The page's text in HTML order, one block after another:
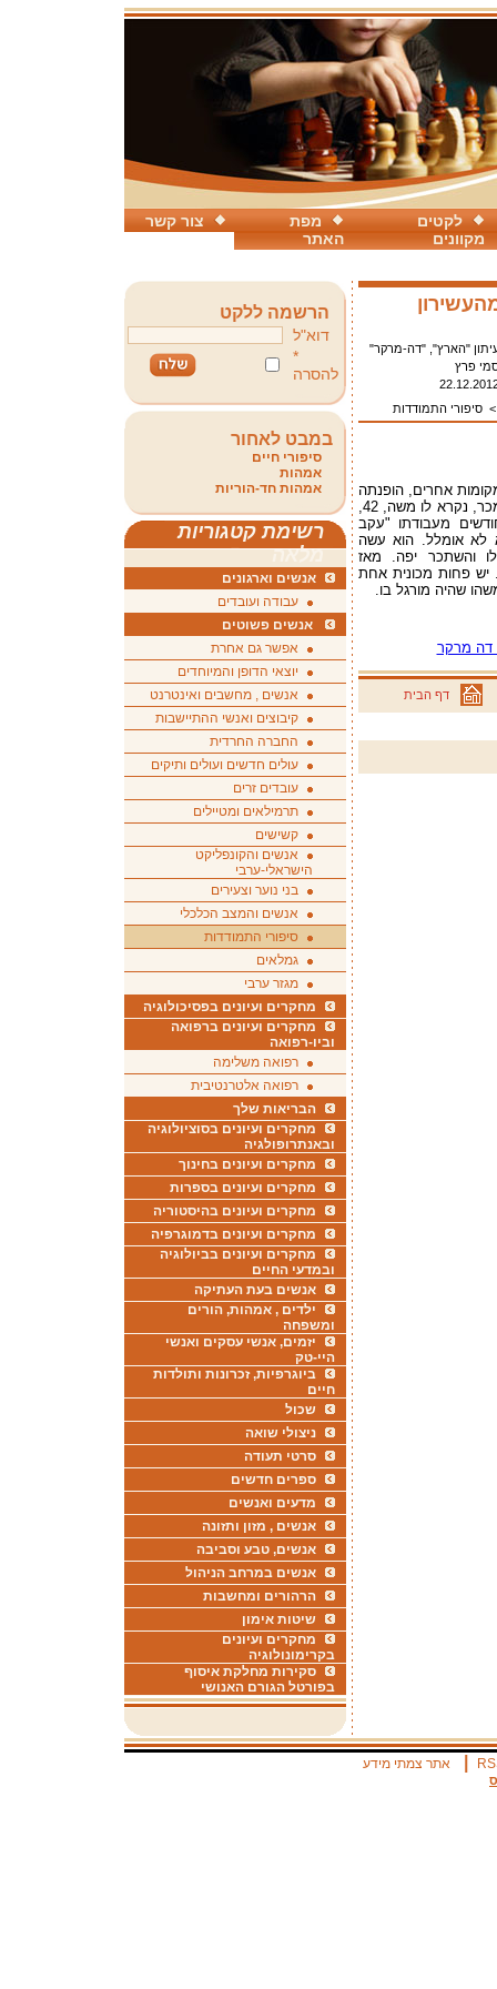
צור קשר
מפת
האתר
לקטים
מקוונים
"הארץ", "דה-מרקר"
פרץ
סיפורי התמודדות
אחרים, הופנתה
השבוע תשומת הלב שלי לשמיעת מונולוג של מכר, נקרא לו משה, 42,
מעבודתו "עקב
לא אומלל. הוא עשה
והשתכר יפה. מאז
צנחה ההכנסה המשפחתית ב-50%. יש פחות מכונית אחת
שהיה מורגל בו.
דף הבית
הרשמה ללקט
דוא"ל
*
להסרה
במבט לאחור
סיפורי חיים
אמהות
אמהות חד-הוריות
רשימת קטגוריות
מלאה
אנשים וארגונים
עבודה ועובדים
אנשים פשוטים
אפשר גם אחרת
יוצאי הדופן והמיוחדים
אנשים , מחשבים ואינטרנט
קיבוצים ואנשי ההתיישבות
החברה החרדית
עולים חדשים ועולים ותיקים
עובדים זרים
תרמילאים ומטיילים
קשישים
אנשים והקונפליקט
הישראלי-ערבי
בני נוער וצעירים
אנשים והמצב הכלכלי
סיפורי התמודדות
גמלאים
מגזר ערבי
מחקרים ועיונים בפסיכולוגיה
מחקרים ועיונים ברפואה
וביו-רפואה
רפואה משלימה
רפואה אלטרנטיבית
הבריאות שלך
מחקרים ועיונים בסוציולוגיה
ובאנתרופולגיה
מחקרים ועיונים בחינוך
מחקרים ועיונים בספרות
מחקרים ועיונים בהיסטוריה
מחקרים ועיונים בדמוגרפיה
מחקרים ועיונים בביולוגיה
ובמדעי החיים
אנשים בעת העתיקה
ילדים , אמהות, הורים
ומשפחה
יזמים, אנשי עסקים ואנשי
היי-טק
ביוגרפיות, זכרונות ותולדות
חיים
שכול
ניצולי שואה
סרטי תעודה
ספרים חדשים
מדעים ואנשים
אנשים , מזון ותזונה
אנשים, טבע וסביבה
אנשים במרחב הניהול
הרהורים ומחשבות
שיטות אימון
מחקרים ועיונים
בקרימונולוגיה
סקירות מחלקת איסוף
בפורטל הגורם האנושי
אתר צמתי מידע